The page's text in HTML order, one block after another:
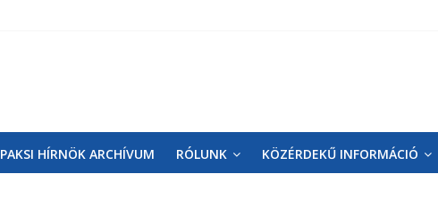
PAKSI HÍRNÖK ARCHÍVUM RÓLUNK KÖZÉRDEKŰ INFORMÁCIÓ